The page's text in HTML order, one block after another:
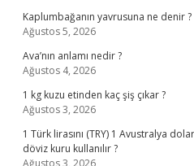
Kaplumbağanın yavrusuna ne denir ?
Ağustos 5, 2026
Ava’nın anlamı nedir ?
Ağustos 4, 2026
1 kg kuzu etinden kaç şiş çıkar ?
Ağustos 3, 2026
1 Türk lirasını (TRY) 1 Avustralya
döviz kuru kullanılır ?
Ağustos 3, 2026